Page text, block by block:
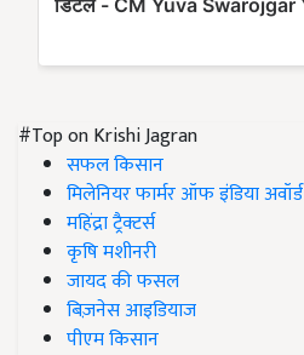
#Top on Krishi Jagran
सफल किसान
मिलेनियर फार्मर ऑफ इंडिया अवॉर्ड
महिंद्रा ट्रैक्टर्स
कृषि मशीनरी
जायद की फसल
बिज़नेस आइडियाज
पीएम किसान